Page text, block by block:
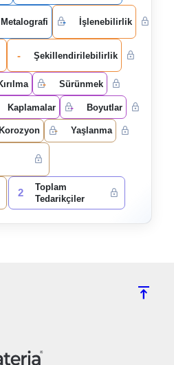
Metalografi - İşlenebilirlik
- Şekillendirilebilirlik
- Sürünmek
Kaplamalar - Boyutlar
Korozyon - Yaşlanma
2
Toplam
Tedarikçiler
vertical_align_top